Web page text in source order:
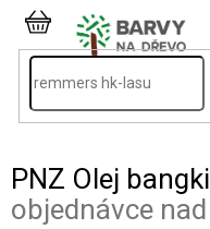
Přejít
obsahNÁKUPNÍ
KOŠÍK
PNZ Olej
objednávce